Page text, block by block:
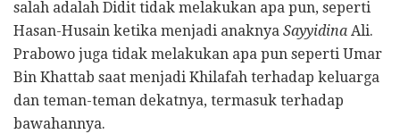
salah adalah Didit tidak melakukan apa pun, seperti
Hasan-Husain ketika menjadi anaknya Sayyidina Ali.
Prabowo juga tidak melakukan apa pun seperti Umar
Bin Khattab saat menjadi Khilafah terhadap keluarga
dan teman-teman dekatnya, termasuk terhadap
bawahannya.